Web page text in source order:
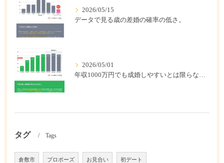
2026/05/15
データで見る歳の差婚の確率の低さ。
2026/05/01
年収1000万円でも成婚しやすいとは限らない? 「年収帯別の成婚率」のリアル
タグ Tags
倉敷市 プロポーズ お見合い 初デート